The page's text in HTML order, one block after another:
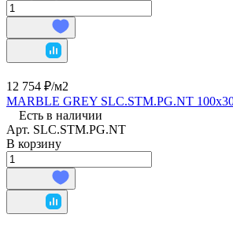
12 754 ₽/м2
MARBLE GREY SLC.STM.PG.NT
Есть в наличии
Арт. SLC.STM.PG.NT
В корзину